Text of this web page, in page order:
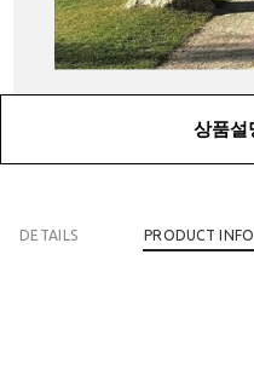
상품설
DETAILS PRODUCT INFO